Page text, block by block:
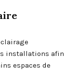
installations afin
espaces de